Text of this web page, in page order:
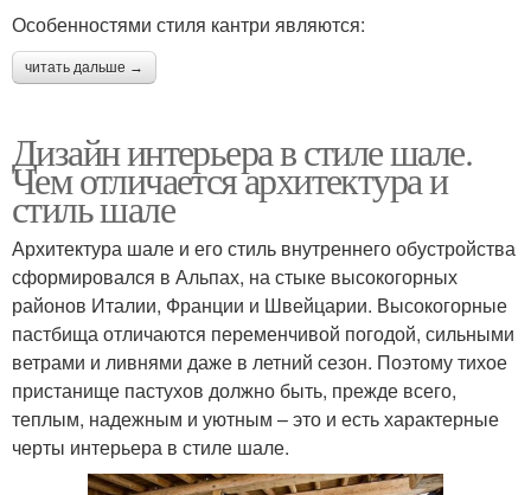
Особенностями стиля кантри являются:
читать дальше →
Дизайн интерьера в стиле шале.
Чем отличается архитектура и
стиль шале
Архитектура шале и его стиль внутреннего обустройства
сформировался в Альпах, на стыке высокогорных
районов Италии, Франции и Швейцарии. Высокогорные
пастбища отличаются переменчивой погодой, сильными
ветрами и ливнями даже в летний сезон. Поэтому тихое
пристанище пастухов должно быть, прежде всего,
теплым, надежным и уютным – это и есть характерные
черты интерьера в стиле шале.